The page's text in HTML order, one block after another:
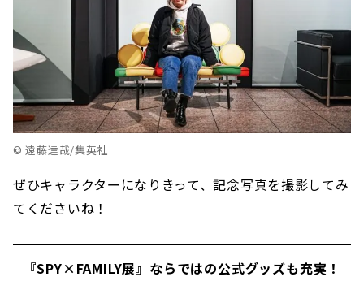
© 遠藤達哉/集英社
ぜひキャラクターになりきって、記念写真を撮影してみ
てくださいね！
『SPY×FAMILY展』ならではの公式グッズも充実！